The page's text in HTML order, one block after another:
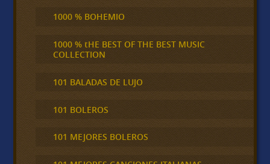
1000 % BOHEMIO
1000 % tHE BEST OF THE BEST MUSIC
COLLECTION
101 BALADAS DE LUJO
101 BOLEROS
101 MEJORES BOLEROS